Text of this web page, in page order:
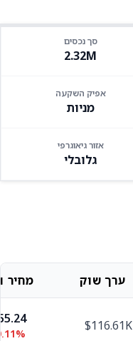
סך נכסים
2.32M
אפיק השקעה
מניות
אזור גיאוגרפי
גלובלי
ערך שוק מחיר
$116.61K